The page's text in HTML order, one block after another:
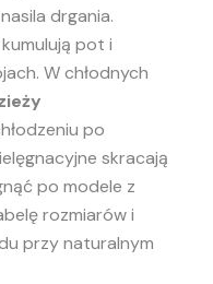
drgania.
pot i
W chłodnych
po
skracają
po modele z
rozmiarów i
przy naturalnym